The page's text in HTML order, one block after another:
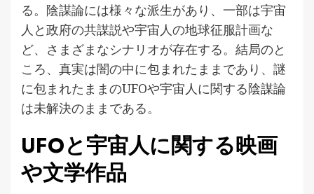
る。陰謀論には様々な派生があり、一部は宇宙
人と政府の共謀説や宇宙人の地球征服計画な
ど、さまざまなシナリオが存在する。結局のと
ころ、真実は闇の中に包まれたままであり、謎
に包まれたままのUFOや宇宙人に関する陰謀論
は未解決のままである。
UFOと宇宙人に関する映画
や文学作品